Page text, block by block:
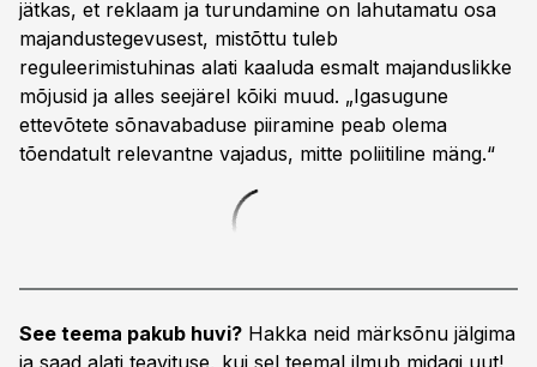
jätkas, et reklaam ja turundamine on lahutamatu osa
majandustegevusest, mistõttu tuleb
reguleerimistuhinas alati kaaluda esmalt majanduslikke
mõjusid ja alles seejärel kõiki muud. „Igasugune
ettevõtete sõnavabaduse piiramine peab olema
tõendatult relevantne vajadus, mitte poliitiline mäng.“
See teema pakub huvi? Hakka neid märksõnu jälgima
ja saad alati teavituse, kui sel teemal ilmub midagi uut!